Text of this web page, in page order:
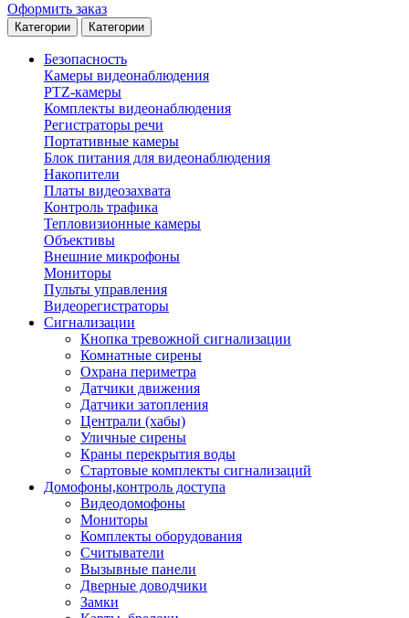
Оформить заказ
Категории Категории
Безопасность
Камеры видеонаблюдения
PTZ-камеры
Комплекты видеонаблюдения
Регистраторы речи
Портативные камеры
Блок питания для видеонаблюдения
Накопители
Платы видеозахвата
Контроль трафика
Тепловизионные камеры
Объективы
Внешние микрофоны
Мониторы
Пульты управления
Видеорегистраторы
Сигнализации
Кнопка тревожной сигнализации
Комнатные сирены
Охрана периметра
Датчики движения
Датчики затопления
Централи (хабы)
Уличные сирены
Краны перекрытия воды
Стартовые комплекты сигнализаций
Домофоны,контроль доступа
Видеодомофоны
Мониторы
Комплекты оборудования
Считыватели
Вызывные панели
Дверные доводчики
Замки